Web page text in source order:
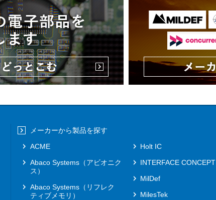
メーカーから製品を探す
ACME
Abaco Systems（アビオニク
ス）
Abaco Systems（リフレク
ティブメモリ）
Holt IC
INTERFACE CONCEPT
MilDef
MilesTek